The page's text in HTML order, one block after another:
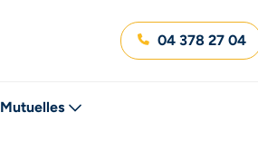
04 378 27 04
Mutuelles